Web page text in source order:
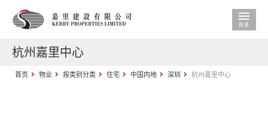
杭州嘉里中心
首页 物业 按类别分类 住宅 中国内地 深圳 杭州嘉里中心